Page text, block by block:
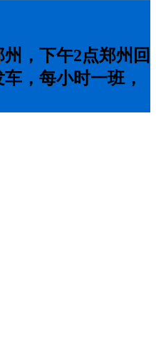
，下午2点郑州回
，每小时一班，